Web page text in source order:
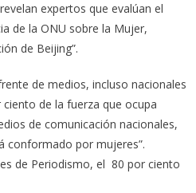
expertos que evalúan el
de la ONU sobre la Mujer,
de Beijing”.
de medios, incluso nacionales
de la fuerza que ocupa
de comunicación nacionales,
conformado por mujeres”.
de Periodismo, el 80 por ciento